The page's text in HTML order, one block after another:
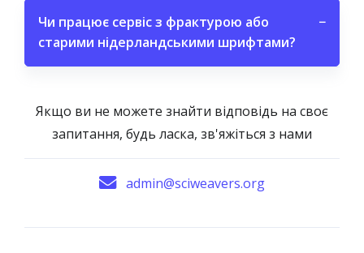
Чи працює сервіс з фрактурою або
старими нідерландськими шрифтами?
−
Якщо ви не можете знайти відповідь на своє
запитання, будь ласка, зв'яжіться з нами
admin@sciweavers.org